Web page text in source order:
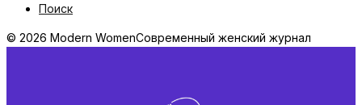
Поиск
© 2026 Modern WomenСовременный женский журнал